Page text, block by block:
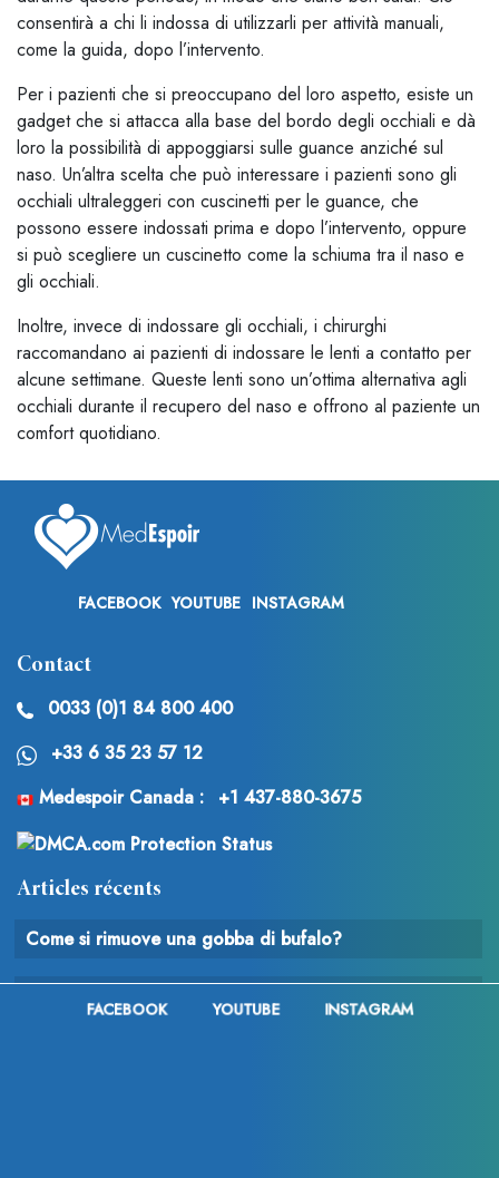
consentirà a chi li indossa di utilizzarli per attività manuali,
come la guida, dopo l’intervento.
Per i pazienti che si preoccupano del loro aspetto, esiste un
gadget che si attacca alla base del bordo degli occhiali e dà
loro la possibilità di appoggiarsi sulle guance anziché sul
naso. Un’altra scelta che può interessare i pazienti sono gli
occhiali ultraleggeri con cuscinetti per le guance, che
possono essere indossati prima e dopo l’intervento, oppure
si può scegliere un cuscinetto come la schiuma tra il naso e
gli occhiali.
Inoltre, invece di indossare gli occhiali, i chirurghi
raccomandano ai pazienti di indossare le lenti a contatto per
alcune settimane. Queste lenti sono un’ottima alternativa agli
occhiali durante il recupero del naso e offrono al paziente un
comfort quotidiano.
FACEBOOK YOUTUBE INSTAGRAM
Contact
0033 (0)1 84 800 400
+33 6 35 23 57 12
Medespoir Canada :
+1 437-880-3675
Articles récents
Come si rimuove una gobba di bufalo?
Liposuzione + addominoplastica: la migliore
combinazione per un’addominoplastica in Tunisia
FACEBOOK YOUTUBE INSTAGRAM